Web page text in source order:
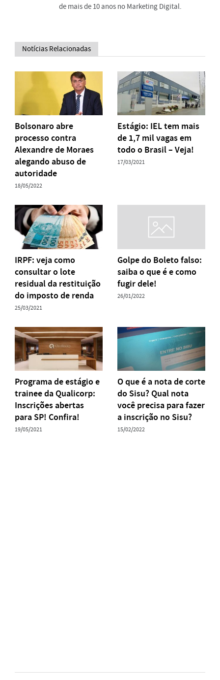
de mais de 10 anos no Marketing Digital.
Notícias Relacionadas
Bolsonaro abre
processo contra
Alexandre de Moraes
alegando abuso de
autoridade
18/05/2022
Estágio: IEL tem mais
de 1,7 mil vagas em
todo o Brasil – Veja!
17/03/2021
IRPF: veja como
consultar o lote
residual da restituição
do imposto de renda
25/03/2021
Golpe do Boleto falso:
saiba o que é e como
fugir dele!
26/01/2022
Programa de estágio e
trainee da Qualicorp:
Inscrições abertas
para SP! Confira!
19/05/2021
O que é a nota de corte
do Sisu? Qual nota
você precisa para fazer
a inscrição no Sisu?
15/02/2022